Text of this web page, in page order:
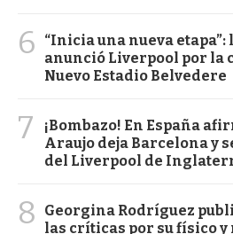
6
“Inicia una nueva etapa”:
anunció Liverpool por la
Nuevo Estadio Belvedere
7
¡Bombazo! En España
Araujo deja Barcelona y
del Liverpool de
8
Georgina Rodríguez
las críticas por su físico y